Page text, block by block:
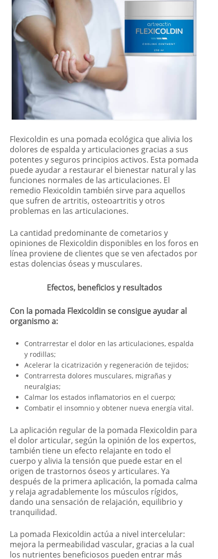
Flexicoldin es una pomada ecológica que alivia los
dolores de espalda y articulaciones gracias a sus
potentes y seguros principios activos. Esta pomada
puede ayudar a restaurar el bienestar natural y las
funciones normales de las articulaciones. El
remedio Flexicoldin también sirve para aquellos
que sufren de artritis, osteoartritis y otros
problemas en las articulaciones.
La cantidad predominante de cometarios y
opiniones de Flexicoldin disponibles en los foros en
línea proviene de clientes que se ven afectados por
estas dolencias óseas y musculares.
Efectos, beneficios y resultados
Con la pomada Flexicoldin se consigue ayudar al
organismo a:
Contrarrestar el dolor en las articulaciones, espalda
y rodillas;
Acelerar la cicatrización y regeneración de tejidos;
Contrarresta dolores musculares, migrañas y
neuralgias;
Calmar los estados inflamatorios en el cuerpo;
Combatir el insomnio y obtener nueva energía vital.
La aplicación regular de la pomada Flexicoldin para
el dolor articular, según la opinión de los expertos,
también tiene un efecto relajante en todo el
cuerpo y alivia la tensión que puede estar en el
origen de trastornos óseos y articulares. Ya
después de la primera aplicación, la pomada calma
y relaja agradablemente los músculos rígidos,
dando una sensación de relajación, equilibrio y
tranquilidad.
La pomada Flexicoldin actúa a nivel intercelular:
mejora la permeabilidad vascular, gracias a la cual
los nutrientes beneficiosos pueden entrar más